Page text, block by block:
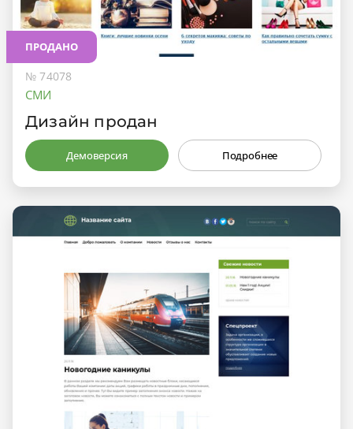
ПРОДАНО
№ 74078
СМИ
Дизайн продан
Демоверсия Подробнее